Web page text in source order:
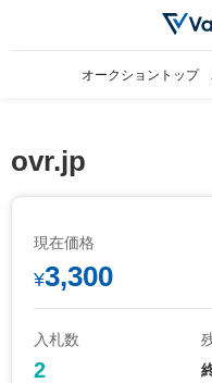
オークショントップ
ovr.jp
現在価格
¥3,300
入札数
2